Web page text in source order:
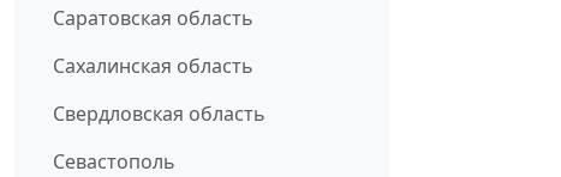
Саратовская область
Сахалинская область
Свердловская область
Севастополь